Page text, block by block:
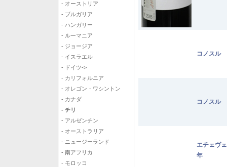
- オーストリア
- ブルガリア
- ハンガリー
- ルーマニア
- ジョージア
- イスラエル
- ドイツ->
- カリフォルニア
- オレゴン・ワシントン
- カナダ
- チリ
- アルゼンチン
- オーストラリア
- ニュージーランド
- 南アフリカ
- モロッコ
コノスル
コノスル
エチェヴ
年